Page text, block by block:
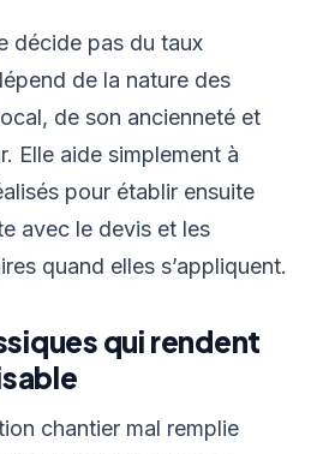
décide pas du taux
de la nature des
de son ancienneté et
Elle aide simplement à
pour établir ensuite
avec le devis et les
quand elles s’appliquent.
qui rendent
chantier mal remplie